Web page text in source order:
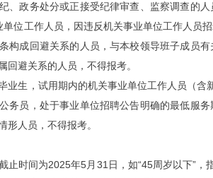
、政务处分或正接受纪律审查、监察调查的
位工作人员，因违反机关事业单位工作人员
构成回避关系的人员，与本校领导班子成员
回避关系的人员，不得报考。
业生，试用期内的机关事业单位工作人员（
务员，处于事业单位招聘公告明确的最低服
形人员，不得报考。
止时间为2025年5月31日，如“45周岁以下”